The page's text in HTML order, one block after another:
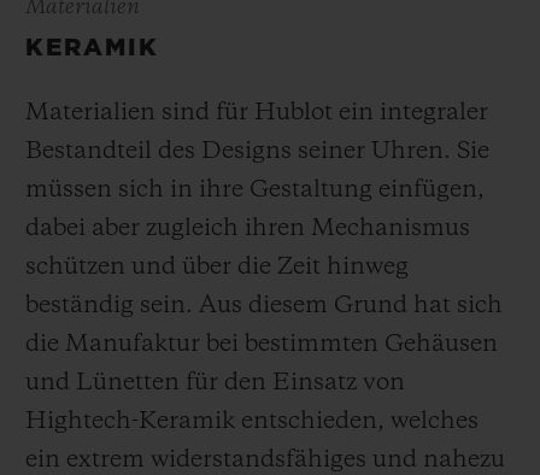
Materialien
KERAMIK
Materialien sind für Hublot ein integraler
Bestandteil des Designs seiner Uhren. Sie
müssen sich in ihre Gestaltung einfügen,
dabei aber zugleich ihren Mechanismus
schützen und über die Zeit hinweg
beständig sein. Aus diesem Grund hat sich
die Manufaktur bei bestimmten Gehäusen
und Lünetten für den Einsatz von
Hightech-Keramik entschieden, welches
ein extrem widerstandsfähiges und nahezu